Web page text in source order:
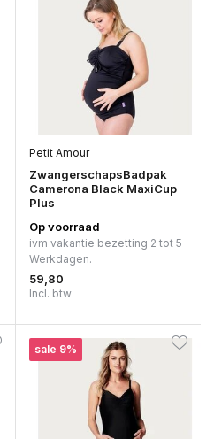
Petit Amour
ZwangerschapsBadpak
Camerona Black MaxiCup
Plus
Op voorraad
ivm vakantie bezetting 2 tot 5
Werkdagen.
59,80
Incl. btw
sale 9%